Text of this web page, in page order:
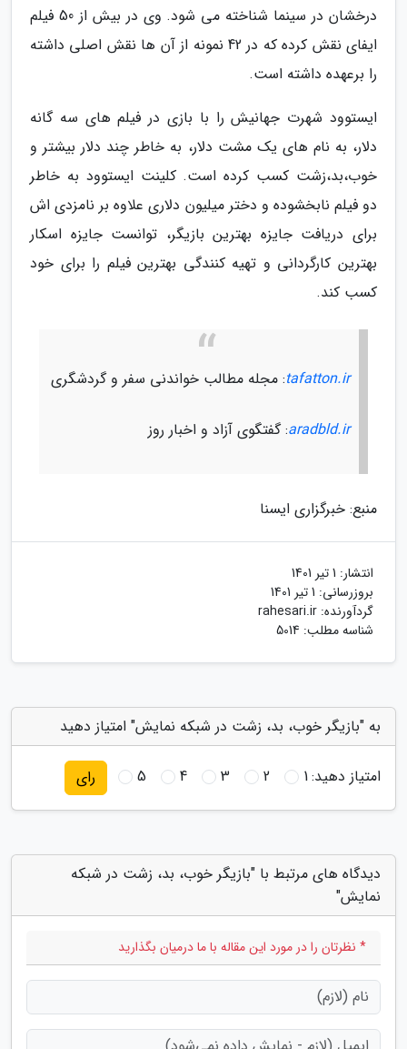
درخشان در سینما شناخته می شود. وی در بیش از 50 فیلم
ایفای نقش کرده که در 42 نمونه از آن ها نقش اصلی داشته
را برعهده داشته است.
ایستوود شهرت جهانیش را با بازی در فیلم های سه گانه
دلار، به نام های یک مشت دلار، به خاطر چند دلار بیشتر و
خوب،بد،زشت کسب کرده است. کلینت ایستوود به خاطر
دو فیلم نابخشوده و دختر میلیون دلاری علاوه بر نامزدی اش
برای دریافت جایزه بهترین بازیگر، توانست جایزه اسکار
بهترین کارگردانی و تهیه کنندگی بهترین فیلم را برای خود
کسب کند.
tafatton.ir: مجله مطالب خواندنی سفر و گردشگری
aradbld.ir: گفتگوی آزاد و اخبار روز
منبع: خبرگزاری ایسنا
انتشار: 1 تیر 1401
بروزرسانی: 1 تیر 1401
گردآورنده: rahesari.ir
شناسه مطلب: 5014
به "بازیگر خوب، بد، زشت در شبکه نمایش" امتیاز دهید
امتیاز دهید:1
2
3
4
5 رای
دیدگاه های مرتبط با "بازیگر خوب، بد، زشت در شبکه
نمایش"
* نظرتان را در مورد این مقاله با ما درمیان بگذارید